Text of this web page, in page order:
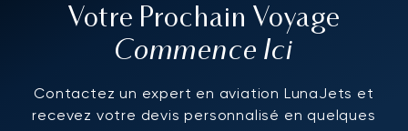
Votre Prochain Voyage
Commence Ici
Contactez un expert en aviation LunaJets et
recevez votre devis personnalisé en quelques